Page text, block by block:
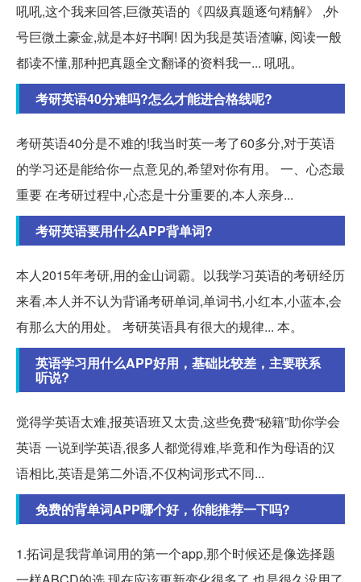
吼吼,这个我来回答,巨微英语的《四级真题逐句精解》 ,外
号巨微土豪金,就是本好书啊! 因为我是英语渣嘛, 阅读一般
都读不懂,那种把真题全文翻译的资料我一... 吼吼。
考研英语40分难吗?怎么才能进合格线呢?
考研英语40分是不难的!我当时英一考了60多分,对于英语
的学习还是能给你一点意见的,希望对你有用。 一、心态最
重要 在考研过程中,心态是十分重要的,本人亲身...
考研英语要用什么APP背单词?
本人2015年考研,用的金山词霸。以我学习英语的考研经历
来看,本人并不认为背诵考研单词,单词书,小红本,小蓝本,会
有那么大的用处。 考研英语具有很大的规律... 本。
英语学习用什么APP好用，基础比较差，主要联系
听说?
觉得学英语太难,报英语班又太贵,这些免费“秘籍”助你学会
英语 一说到学英语,很多人都觉得难,毕竟和作为母语的汉
语相比,英语是第二外语,不仅构词形式不同...
免费的背单词APP哪个好，你能推荐一下吗?
1.拓词是我背单词用的第一个app,那个时候还是像选择题